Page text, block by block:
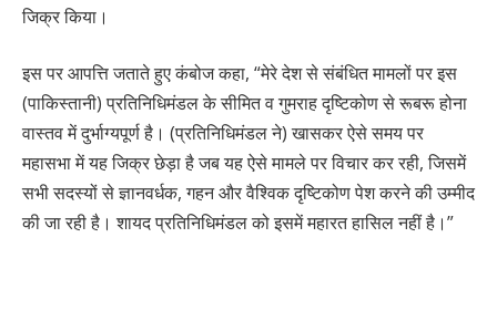
जिक्र किया।
इस पर आपत्ति जताते हुए कंबोज कहा, “मेरे देश से संबंधित मामलों पर इस
(पाकिस्तानी) प्रतिनिधिमंडल के सीमित व गुमराह दृष्टिकोण से रूबरू होना
वास्तव में दुर्भाग्यपूर्ण है। (प्रतिनिधिमंडल ने) खासकर ऐसे समय पर
महासभा में यह जिक्र छेड़ा है जब यह ऐसे मामले पर विचार कर रही, जिसमें
सभी सदस्यों से ज्ञानवर्धक, गहन और वैश्विक दृष्टिकोण पेश करने की उम्मीद
की जा रही है। शायद प्रतिनिधिमंडल को इसमें महारत हासिल नहीं है।”